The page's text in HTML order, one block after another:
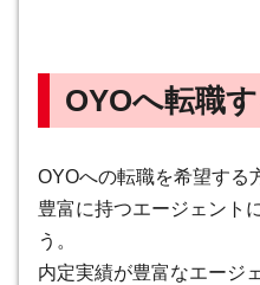
OYOへ転職
OYOへの転職を希望する
豊富に持つエージェント
う。
内定実績が豊富なエージ